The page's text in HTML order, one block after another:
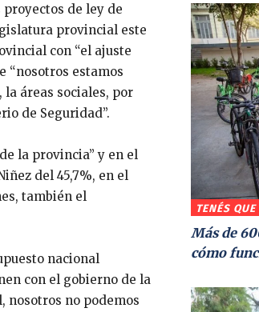
de ley de
provincial este
con “el ajuste
“nosotros estamos
áreas sociales, por
de Seguridad”.
la provincia” y en el
del 45,7%, en el
también el
nacional
con el gobierno de la
nosotros no podemos
TENÉS QUE
Más de
cómo